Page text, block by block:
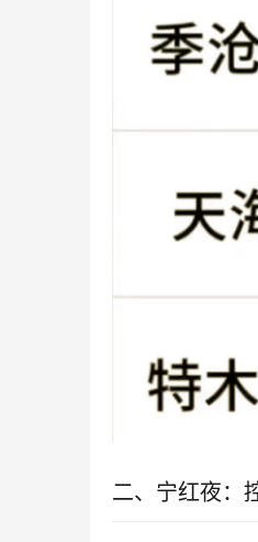
二、宁红夜：